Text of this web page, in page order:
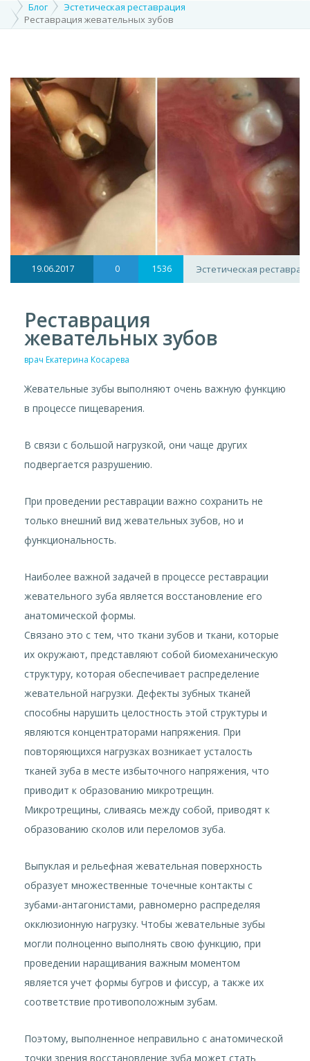
Блог
Эстетическая реставрация
Реставрация жевательных зубов
19.06.2017 0 1536 Эстетическая
Реставрация
жевательных зубов
врач Екатерина Косарева
Жевательные зубы выполняют очень важную функцию
в процессе пищеварения.
В связи с большой нагрузкой, они чаще других
подвергается разрушению.
При проведении реставрации важно сохранить не
только внешний вид жевательных зубов, но и
функциональность.
Наиболее важной задачей в процессе реставрации
жевательного зуба является восстановление его
анатомической формы.
Связано это с тем, что ткани зубов и ткани, которые
их окружают, представляют собой биомеханическую
структуру, которая обеспечивает распределение
жевательной нагрузки. Дефекты зубных тканей
способны нарушить целостность этой структуры и
являются концентраторами напряжения. При
повторяющихся нагрузках возникает усталость
тканей зуба в месте избыточного напряжения, что
приводит к образованию микротрещин.
Микротрещины, сливаясь между собой, приводят к
образованию сколов или переломов зуба.
Выпуклая и рельефная жевательная поверхность
образует множественные точечные контакты с
зубами-антагонистами, равномерно распределяя
окклюзионную нагрузку. Чтобы жевательные зубы
могли полноценно выполнять свою функцию, при
проведении наращивания важным моментом
является учет формы бугров и фиссур, а также их
соответствие противоположным зубам.
Поэтому, выполненное неправильно с анатомической
точки зрения восстановление зуба может стать